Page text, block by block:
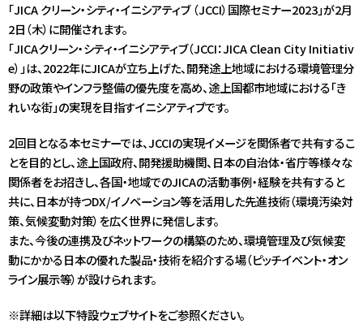
「JICA クリーン・シティ・イニシアティブ （JCCI）国際セミナー2023」が2月
2日（木）に開催されます。
「JICAクリーン・シティ・イニシアティブ（JCCI：JICA Clean City Initiativ
e）」は、2022年にJICAが立ち上げた、開発途上地域における環境管理分
野の政策やインフラ整備の優先度を高め、途上国都市地域における「き
れいな街」の実現を目指すイニシアティブです。
2回目となる本セミナーでは、JCCIの実現イメージを関係者で共有するこ
とを目的とし、途上国政府、開発援助機関、日本の自治体・省庁等様々な
関係者をお招きし、各国・地域でのJICAの活動事例・経験を共有すると
共に、日本が持つDX/イノベーション等を活用した先進技術（環境汚染対
策、気候変動対策）を広く世界に発信します。
また、今後の連携及びネットワークの構築のため、環境管理及び気候変
動にかかる日本の優れた製品・技術を紹介する場（ピッチイベント・オン
ライン展示等）が設けられます。
※詳細は以下特設ウェブサイトをご参照ください。